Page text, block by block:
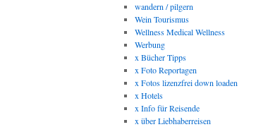
wandern / pilgern
Wein Tourismus
Wellness Medical Wellness
Werbung
x Bücher Tipps
x Foto Reportagen
x Fotos lizenzfrei down loaden
x Hotels
x Info für Reisende
x über Liebhaberreisen